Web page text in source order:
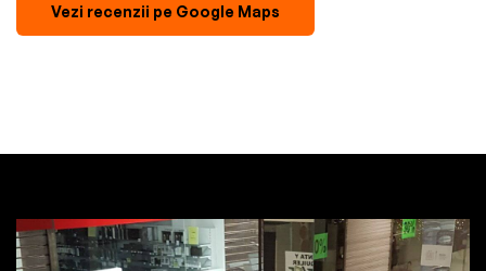
Vezi recenzii pe Google Maps